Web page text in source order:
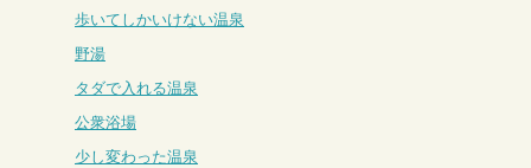
歩いてしかいけない温泉
野湯
タダで入れる温泉
公衆浴場
少し変わった温泉